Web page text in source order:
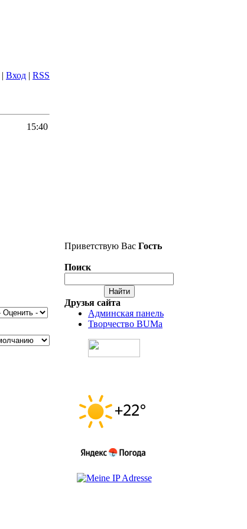
| Вход | RSS
Приветствую Вас Гость
Поиск
Друзья сайта
Админская панель
Творчество BUMa
15:40